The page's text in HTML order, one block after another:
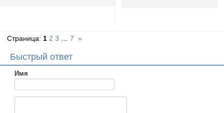
Страница: 1 2 3 7 »
Быстрый ответ
Имя